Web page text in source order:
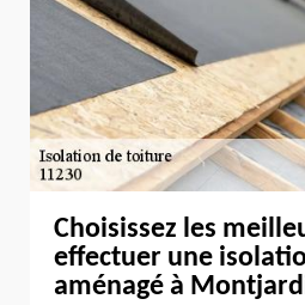
Choisissez les
effectuer une
aménagé à